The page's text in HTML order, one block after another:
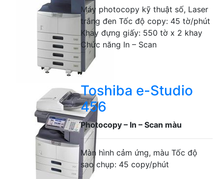
Máy photocopy kỹ thuật số, Laser
trắng đen Tốc độ copy: 45 tờ/phút
Khay đựng giấy: 550 tờ x 2 khay
Chức năng In – Scan
Toshiba e-Studio
456
Photocopy – In – Scan màu
Màn hình cảm ứng, màu Tốc độ
sao chụp: 45 copy/phút